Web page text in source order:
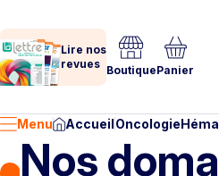
Lire nos
revues BoutiquePanier
Menu AccueilOncologie
Nos